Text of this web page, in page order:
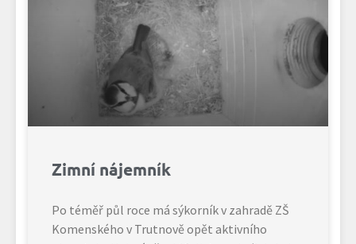
Zimní nájemník
Po téměř půl roce má sýkorník v zahradě ZŠ
Komenského v Trutnově opět aktivního